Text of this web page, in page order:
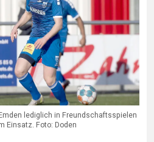
lediglich in Freundschaftsspielen
Einsatz. Foto: Doden